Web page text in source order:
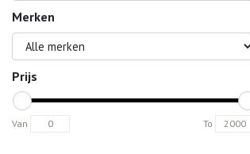
Merken
Prijs
Van To